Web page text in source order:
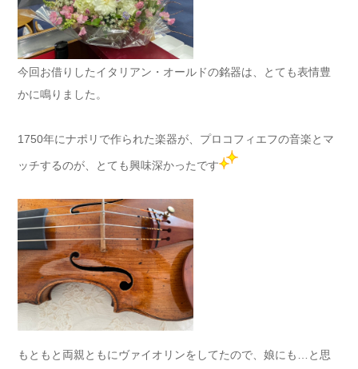
今回お借りしたイタリアン・オールドの銘器は、とても表情豊
かに鳴りました。
1750年にナポリで作られた楽器が、プロコフィエフの音楽とマ
ッチするのが、とても興味深かったです
もともと両親ともにヴァイオリンをしてたので、娘にも…と思